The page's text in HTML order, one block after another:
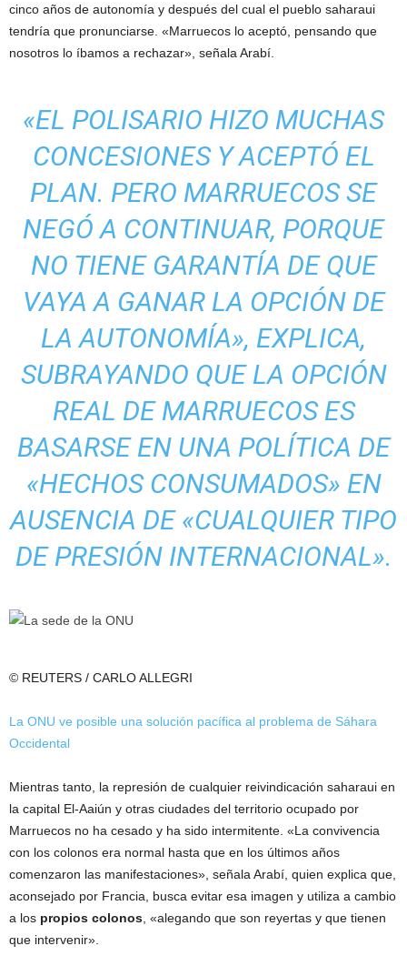
cinco años de autonomía y después del cual el pueblo saharaui
tendría que pronunciarse. «Marruecos lo aceptó, pensando que
nosotros lo íbamos a rechazar», señala Arabí.
«EL POLISARIO HIZO MUCHAS
CONCESIONES Y ACEPTÓ EL
PLAN. PERO MARRUECOS SE
NEGÓ A CONTINUAR, PORQUE
NO TIENE GARANTÍA DE QUE
VAYA A GANAR LA OPCIÓN DE
LA AUTONOMÍA», EXPLICA,
SUBRAYANDO QUE LA OPCIÓN
REAL DE MARRUECOS ES
BASARSE EN UNA POLÍTICA DE
«HECHOS CONSUMADOS» EN
AUSENCIA DE «CUALQUIER TIPO
DE PRESIÓN INTERNACIONAL».
© REUTERS / CARLO ALLEGRI
La ONU ve posible una solución pacífica al problema de Sáhara
Occidental
Mientras tanto, la represión de cualquier reivindicación saharaui en
la capital El-Aaiún y otras ciudades del territorio ocupado por
Marruecos no ha cesado y ha sido intermitente. «La convivencia
con los colonos era normal hasta que en los últimos años
comenzaron las manifestaciones», señala Arabí, quien explica que,
aconsejado por Francia, busca evitar esa imagen y utiliza a cambio
a los propios colonos , «alegando que son reyertas y que tienen
que intervenir».